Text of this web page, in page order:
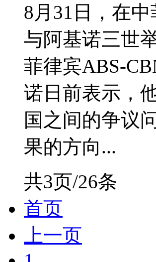
8月31日，在
与阿基诺三世
菲律宾ABS-
诺日前表示，
国之间的争议
果的方向...
共3页/26条
首页
上一页